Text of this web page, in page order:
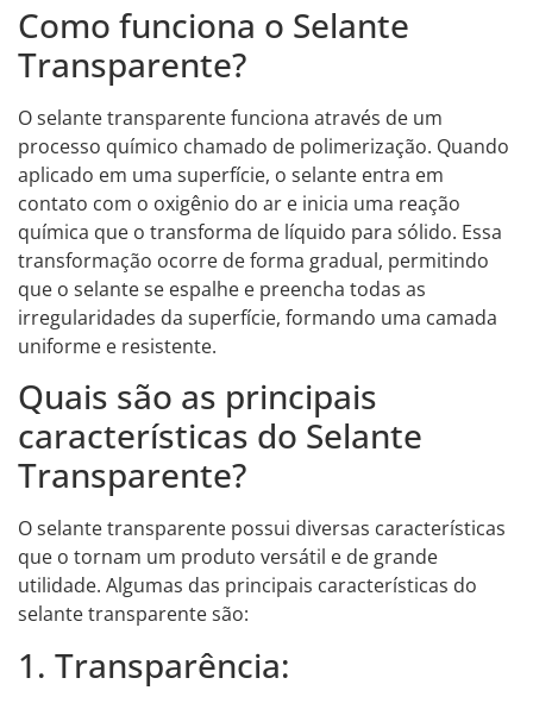
Como funciona o Selante
Transparente?
O selante transparente funciona através de um
processo químico chamado de polimerização. Quando
aplicado em uma superfície, o selante entra em
contato com o oxigênio do ar e inicia uma reação
química que o transforma de líquido para sólido. Essa
transformação ocorre de forma gradual, permitindo
que o selante se espalhe e preencha todas as
irregularidades da superfície, formando uma camada
uniforme e resistente.
Quais são as principais
características do Selante
Transparente?
O selante transparente possui diversas características
que o tornam um produto versátil e de grande
utilidade. Algumas das principais características do
selante transparente são:
1. Transparência: